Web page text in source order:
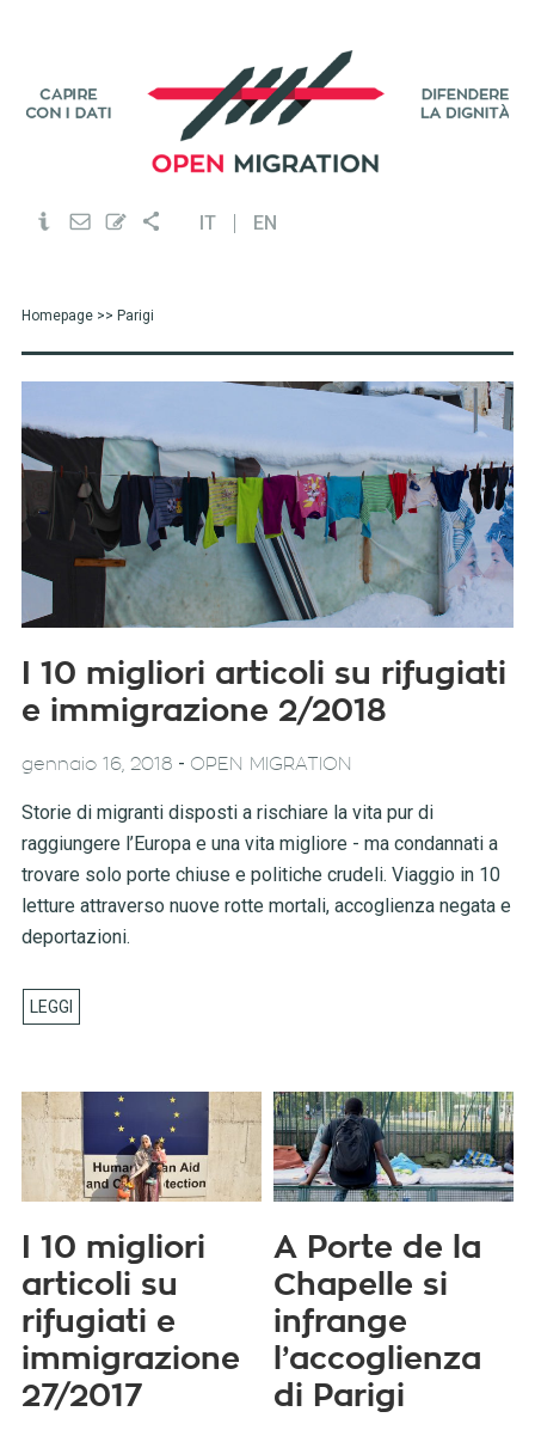
IT EN
Homepage>> Parigi
I 10 migliori articoli su rifugiati
e immigrazione 2/2018
gennaio 16, 2018 - OPEN MIGRATION
Storie di migranti disposti a rischiare la vita pur di
raggiungere l’Europa e una vita migliore - ma condannati a
trovare solo porte chiuse e politiche crudeli. Viaggio in 10
letture attraverso nuove rotte mortali, accoglienza negata e
deportazioni.
I 10 migliori
articoli su
rifugiati e
immigrazione
27/2017
A Porte de la
Chapelle si
infrange
l’accoglienza
di Parigi